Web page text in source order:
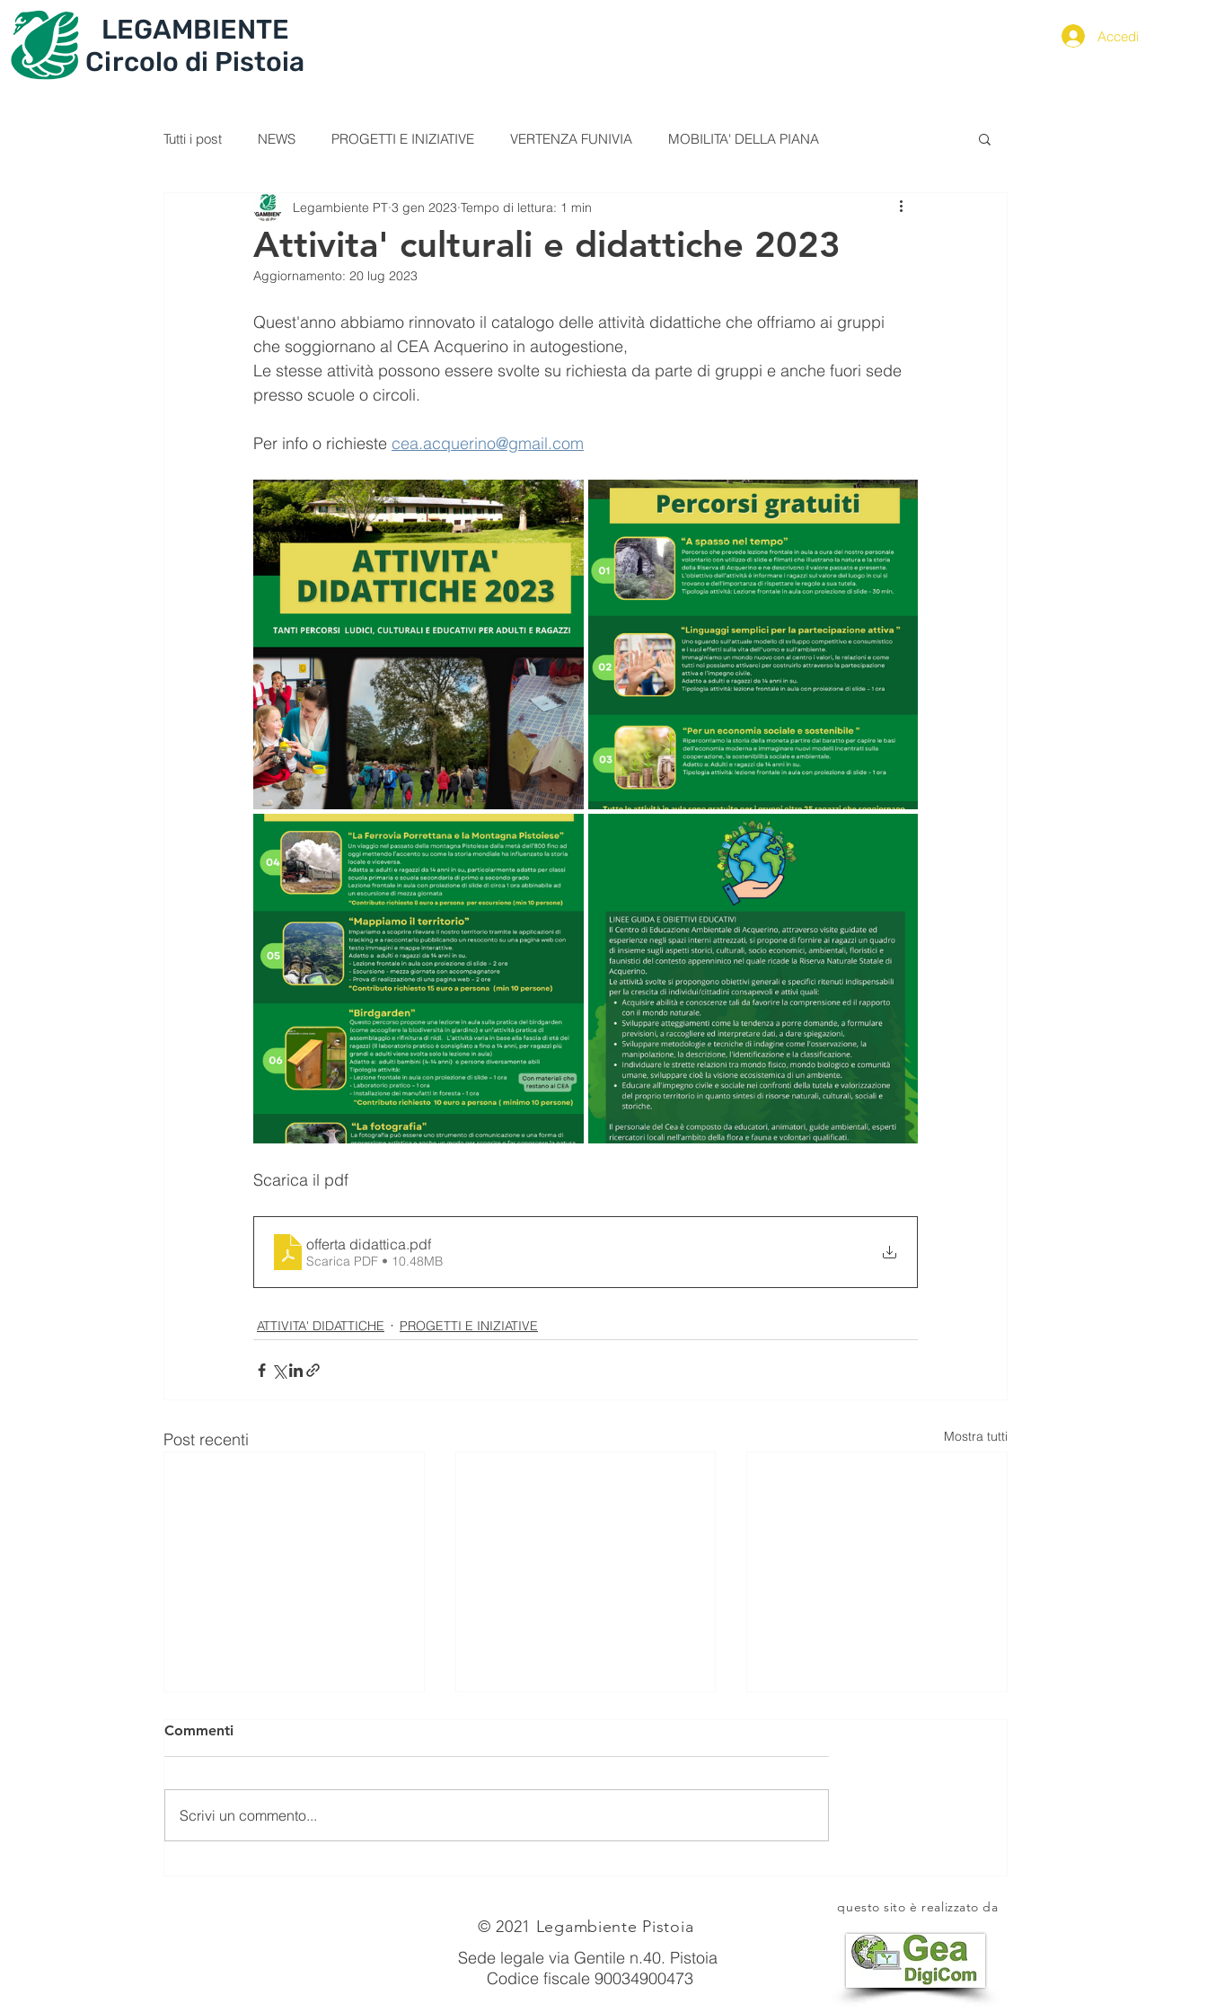
LEGAMBIENTE
Circolo di Pistoia
Accedi
Tutti i post NEWS PROGETTI E INIZIATIVE VERTENZA FUNIVIA MOBILITA' DELLA PIANA
SEZIONE GIOVANI VIDEOLEZIONI COMUNICATI STAMPA ALIMENTAZIONE
PERCORSI RICETTE Comunicato Progetto FarmCom
IL TESORO DELLA MONTAGNA RepTesMont ATTIVITA' DIDATTICHE
Attivita' culturali e didattiche 2023
Legambiente PT 3 gen 2023 Tempo di lettura: 1 min
Aggiornamento: 20 lug 2023
Quest'anno abbiamo rinnovato il catalogo delle attività didattiche che offriamo ai gruppi
che soggiornano al CEA Acquerino in autogestione,
Le stesse attività possono essere svolte su richiesta da parte di gruppi e anche fuori sede
presso scuole o circoli.
Per info o richieste cea.acquerino@gmail.com
Scarica il pdf
offerta didattica.pdf
Scarica PDF • 10.48MB
ATTIVITA' DIDATTICHE PROGETTI E INIZIATIVE
Post recenti Mostra tutti
Commenti
Scrivi un commento...
questo sito è realizzato da
© 2021 Legambiente Pistoia
Sede legale via Gentile n.40. Pistoia
Codice fiscale 90034900473